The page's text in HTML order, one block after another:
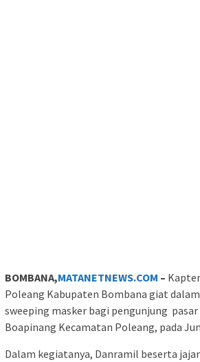
BOMBANA,MATANETNEWS.COM –
Poleang Kabupaten Bombana giat
sweeping masker bagi pengunjung
Boapinang Kecamatan Poleang, pada
Dalam kegiatanya, Danramil beserta